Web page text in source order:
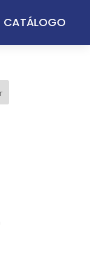
CATÁLOGO